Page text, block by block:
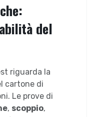
del
riguarda la
cartone di
Le prove di
, scoppio,